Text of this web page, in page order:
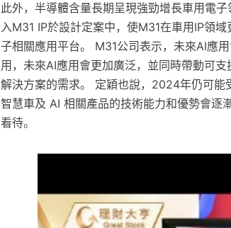
此外，半導體含量長期呈現強勁增長車用電
入M31 IP於設計定案中，使M31在車用IP領
子相關應用平台。 M31公司表示，未來AI應
用，未來AI應用會更加廣泛，並同時帶動可
解決方案的需求。 定穎也說，2024年仍可能
智慧車及 AI 相關產品的技術能力和優勢會逐
看待。